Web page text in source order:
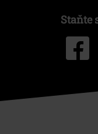
Staňte